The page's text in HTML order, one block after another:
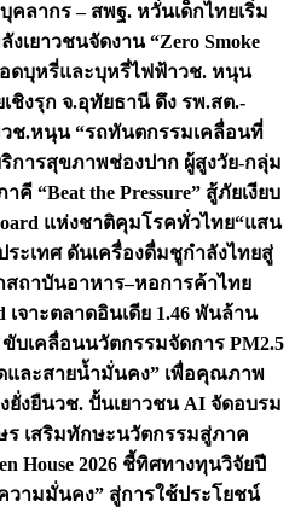
คลากร – สพฐ. หวั่นเด็กไทยเริ่ม
เยาวชนจัดงาน “Zero Smoke
อดบุหรี่และบุหรี่ไฟฟ้าวช. หนุน
ชิงรุก จ.อุทัยธานี ดึง รพ.สต.-
วช.หนุน “รถทันตกรรมเคลื่อนที่
การสุขภาพช่องปาก ผู้สูงวัย-กลุ่ม
คี “Beat the Pressure” สู้ภัยเงียบ
แห่งชาติคุมโรคทั่วไทย“แสน
ระเทศ ดันเครื่องดื่มชูกำลังไทยสู่
สถาบันอาหาร–หอการค้าไทย
เจาะตลาดอินเดีย 1.46 พันล้าน
บเคลื่อนนวัตกรรมจัดการ PM2.5
และสายน้ำมั่นคง” เพื่อคุณภาพ
ยั่งยืนวช. ปั้นเยาวชน AI จัดอบรม
ร เสริมทักษะนวัตกรรมสู่ภาค
House 2026 ชี้ทิศทางทุนวิจัยปี
วามมั่นคง” สู่การใช้ประโยชน์